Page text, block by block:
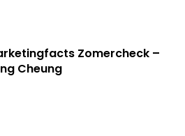
Zomercheck –
Cheung